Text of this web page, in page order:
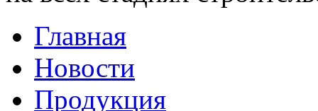
Главная
Новости
Продукция